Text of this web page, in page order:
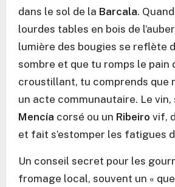
dans le sol de la Barcala.
lourdes tables en bois de
lumière des bougies se reflète
sombre et que tu romps le pain
croustillant, tu comprends que
un acte communautaire. Le vin,
Mencía corsé ou un Ribeiro vif,
et fait s’estomper les fatigues
Un conseil secret pour les
fromage local, souvent un «